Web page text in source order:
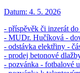
Datum: 4. 5. 2026
- příspěvěk či inzerát
- MUDr. Hučíková -
- odstávka elektřiny -
- prodej betonové
- pozvánka - fotbalové